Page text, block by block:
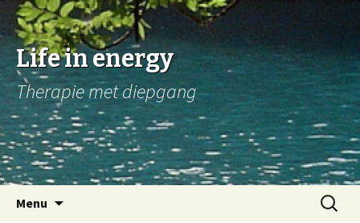
Life in energy
Therapie met diepgang
Menu
Zoeken
naar: